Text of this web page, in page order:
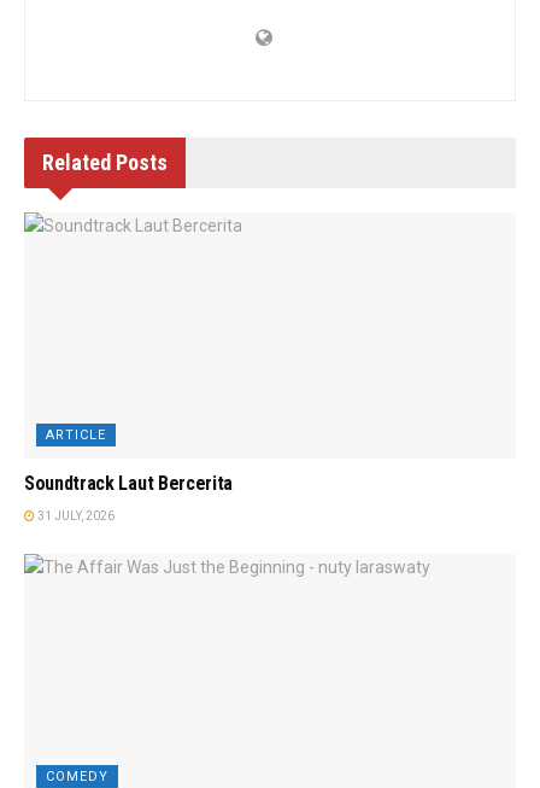
Related Posts
ARTICLE
Soundtrack Laut Bercerita
31 JULY, 2026
COMEDY